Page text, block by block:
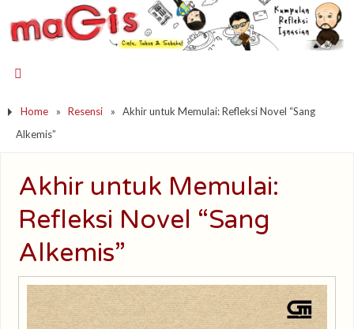
Home » Resensi »
Akhir untuk Memulai: Refleksi Novel “Sang
Alkemis”
Akhir untuk Memulai:
Refleksi Novel “Sang
Alkemis”